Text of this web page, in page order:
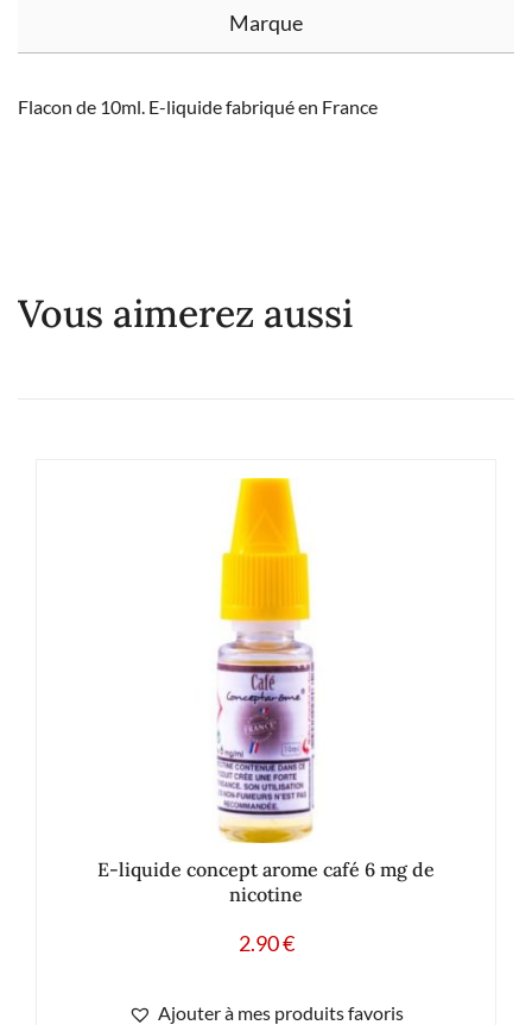
Marque
Flacon de 10ml. E-liquide fabriqué en France
Vous aimerez aussi
E-liquide concept arome café 6 mg de
nicotine
2.90€
Ajouter à mes produits favoris